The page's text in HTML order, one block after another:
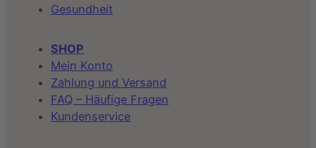
Gesundheit
SHOP
Mein Konto
Zahlung und Versand
FAQ – Häufige Fragen
Kundenservice